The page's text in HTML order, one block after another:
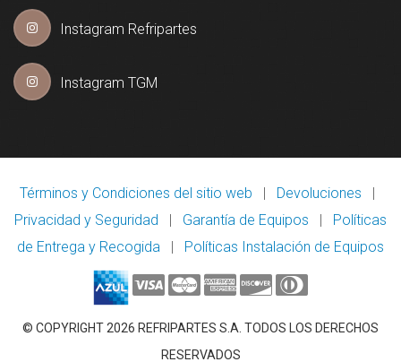
Instagram Refripartes
Instagram TGM
Términos y Condiciones del sitio web | Devoluciones |
Privacidad y Seguridad | Garantía de Equipos | Políticas
de Entrega y Recogida | Políticas Instalación de Equipos
© COPYRIGHT 2026 REFRIPARTES S.A. TODOS LOS DERECHOS
RESERVADOS